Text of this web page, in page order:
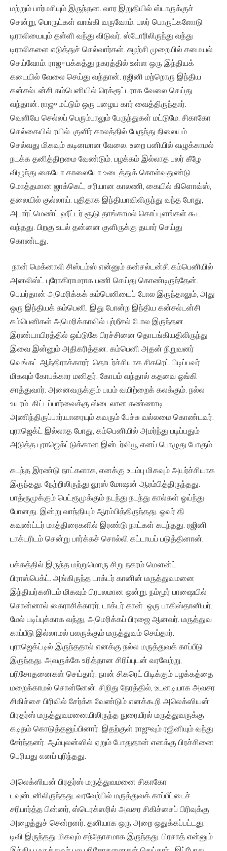
மற்றும் பார்மசியும் இருந்தன. வார இறுதியில் ஸ்டாருக்குச்
சென்று, பொருட்கள் வாங்கி வருவோம். பலர் பொருட்களோடு
டிராலியையும் தள்ளி வந்து விடுவர். ஸ்டோரிலிருந்து வந்து
டிராலிகளை எடுத்துச் செல்வார்கள். சுழற்சி முறையில் சமையல்
செய்வோம். ராஜு பக்கத்து நகரத்தில் உள்ள ஒரு இந்தியக்
கடையில் வேலை செய்து வந்தான். ரஜினி மற்றொரு இந்திய
கன்சல்டன்சி கம்பெனியில் ரெக்ரூட்டராக வேலை செய்து
வந்தான். ராஜு மட்டும் ஒரு பழைய கார் வைத்திருந்தார்.
வெளியே செல்லப் பெரும்பாலும் பேருந்துகள் மட்டுமே. சிகாகோ
செல்கையில் ரயில். குளிர் காலத்தில் பேருந்து நிலையம்
செல்வது மிகவும் கடினமான வேலை. உறை பனியில் வழுக்காமல்
நடக்க தனித்திறமை வேண்டும். பழக்கம் இல்லாத பலர் கீழே
விழுந்து கையோ காலையோ உடைத்துக் கொள்வதுண்டு.
மொத்தமான ஜாக்கெட், சரியான காலணி, கையில் கிளொவ்ஸ்,
தலையில் குல்லாய். புதிதாக இந்தியாவிலிருந்து வந்த போது,
அபார்ட்மெண்ட் ஹீட்டர் சூடு தாங்காமல் கொப்புளங்கள் கூட
வந்தது. பிறகு உடல் தன்னை குளிருக்கு தயார் செய்து
கொண்டது.
நான் மெக்னாலி சிஸ்டம்ஸ் என்னும் கன்சல்டன்சி கம்பெனியில்
அனலிஸ்ட் புரோகிராமராக பணி செய்து கொண்டிருந்தேன்.
பெயர்தான் அமெரிக்கக் கம்பெனியைப் போல இருந்தாலும், அது
ஒரு இந்தியக் கம்பெனி. இது போன்ற இந்திய கன்சல்டன்சி
கம்பெனிகள் அமெரிக்காவில் புற்றீசல் போல இருந்தன.
இரண்டாயிரத்தில் ஒய்டுகே பிரச்சினை தொடங்கியதிலிருந்து
இவை இன்னும் அதிகரித்தன. கம்பெனி அதன் நிறுவனர்
வெங்கட் ஆந்திராக்காரர். தொடர்ச்சியாக சிகரெட் பிடிப்பவர்.
மிகவும் கோபக்கார மனிதர். கோபம் வந்தால் கதவை ஓங்கி
சாத்துவார். அனைவருக்கும் பயம் வயிற்றைக் கலக்கும். நல்ல
உயரம். கிட்டப்பார்வைக்கு ஸ்டைலான கண்ணாடி
அணிந்திருப்பார்.யாரையும் கவரும் பேச்சு வல்லமை கொண்டவர்.
புராஜெக்ட் இல்லாத போது, கம்பெனியில் அமர்ந்து படிப்பதும்
அடுத்த புராஜெக்ட்டுக்கான இன்டர்வியூ எனப் பொழுது போகும்.
கடந்த இரண்டு நாட்களாக, எனக்கு உடம்பு மிகவும் அயர்ச்சியாக
இருந்தது. நேற்றிலிருந்து லூஸ் மோஷன் ஆரம்பித்திருந்தது.
பாத்ரூமுக்கும் பெட்ரூமுக்கும் நடந்து நடந்து கால்கள் ஓய்ந்து
போனது. இன்று வாந்தியும் ஆரம்பித்திருந்தது. ஓவர் தி
கவுண்ட்டர் மாத்திரைகளில் இரண்டு நாட்கள் கடந்தது. ரஜினி
டாக்டரிடம் சென்று பார்க்கச் சொல்லி கட்டாயப் படுத்தினான்.
பக்கத்தில் இருந்த மற்றுமொரு சிறு நகரம் மௌன்ட்
பிராஸ்பெக்ட். அங்கிருந்த டாக்டர் கானின் மருத்துவமனை
இந்தியர்களிடம் மிகவும் பிரபலமான ஒன்று. நம்மூர் பாஷையில்
சொன்னால் கைராசிக்காரர். டாக்டர் கான் ஒரு பாகிஸ்தானியர்.
மேல் படிப்புக்காக வந்து, அமெரிக்கப் பிரஜை ஆனவர். மருத்துவ
காப்பீடு இல்லாமல் பலருக்கும் மருத்துவம் செய்தார்.
புராஜெக்ட்டில் இருந்ததால் எனக்கு நல்ல மருத்துவக் காப்பீடு
இருந்தது. அவருக்கே உரித்தான சிரிப்புடன் வரவேற்று,
பரிசோதனைகள் செய்தார். நான் சிகரெட் பிடிக்கும் பழக்கத்தை
மறைக்காமல் சொன்னேன். சிறிது நேரத்தில், உடனடியாக அவசர
சிகிச்சை பிரிவில் சேர்க்க வேண்டும் எனக்கூறி அலெக்ஸியன்
பிரதர்ஸ் மருத்துவமனையிலிருந்த நுரையீரல் மருத்துவருக்கு
கடிதம் கொடுத்தனுப்பினார். இதற்குள் ராஜுவும் ரஜினியும் வந்து
சேர்ந்தனர். ஆம்புலன்ஸில் ஏறும் போதுதான் எனக்கு பிரச்சினை
பெரியது எனப் புரிந்தது.
அலெக்ஸியன் பிரதர்ஸ் மருத்துவமனை சிகாகோ
டவுன்டனிலிருந்தது. வரவேற்பில் மருத்துவக் காப்பீட்டைச்
சரிபார்த்த பின்னர், ஸ்டெரக்ஸரில் அவசர சிகிச்சைப் பிரிவுக்கு
அழைத்துச் சென்றனர். தனியாக ஒரு அறை ஒதுக்கப்பட்டது.
டிவி இருந்தது மிகவும் சந்தோசமாக இருந்தது. பிரசாத் என்னும்